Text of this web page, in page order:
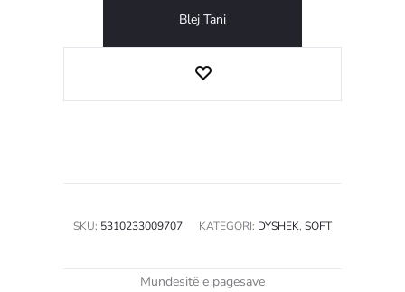
Blej Tani
SKU: 5310233009707 KATEGORI: DYSHEK, SOFT
Mundesitë e pagesave